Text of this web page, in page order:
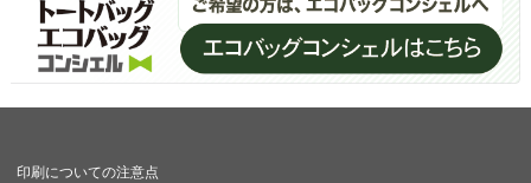
印刷についての注意点